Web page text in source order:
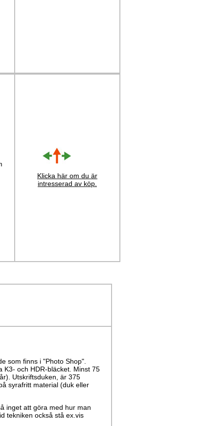
Klicka här om du är
intresserad av köp.
som finns i "Photo Shop".
K3- och HDR-bläcket. Minst 75
Utskriftsduken, är 375
syrafritt material (duk eller
inget att göra med hur man
tekniken också stå ex.vis